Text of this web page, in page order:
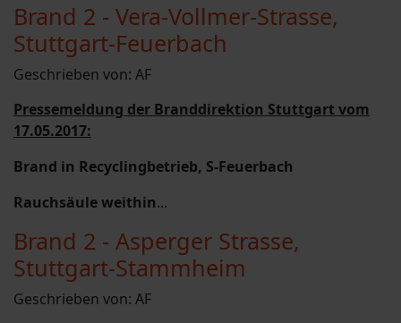
Brand 2 - Vera-Vollmer-Strasse,
Stuttgart-Feuerbach
Geschrieben von: AF
Pressemeldung der Branddirektion Stuttgart vom
17.05.2017:
Brand in Recyclingbetrieb, S-Feuerbach
Rauchsäule weithin...
Brand 2 - Asperger Strasse,
Stuttgart-Stammheim
Geschrieben von: AF